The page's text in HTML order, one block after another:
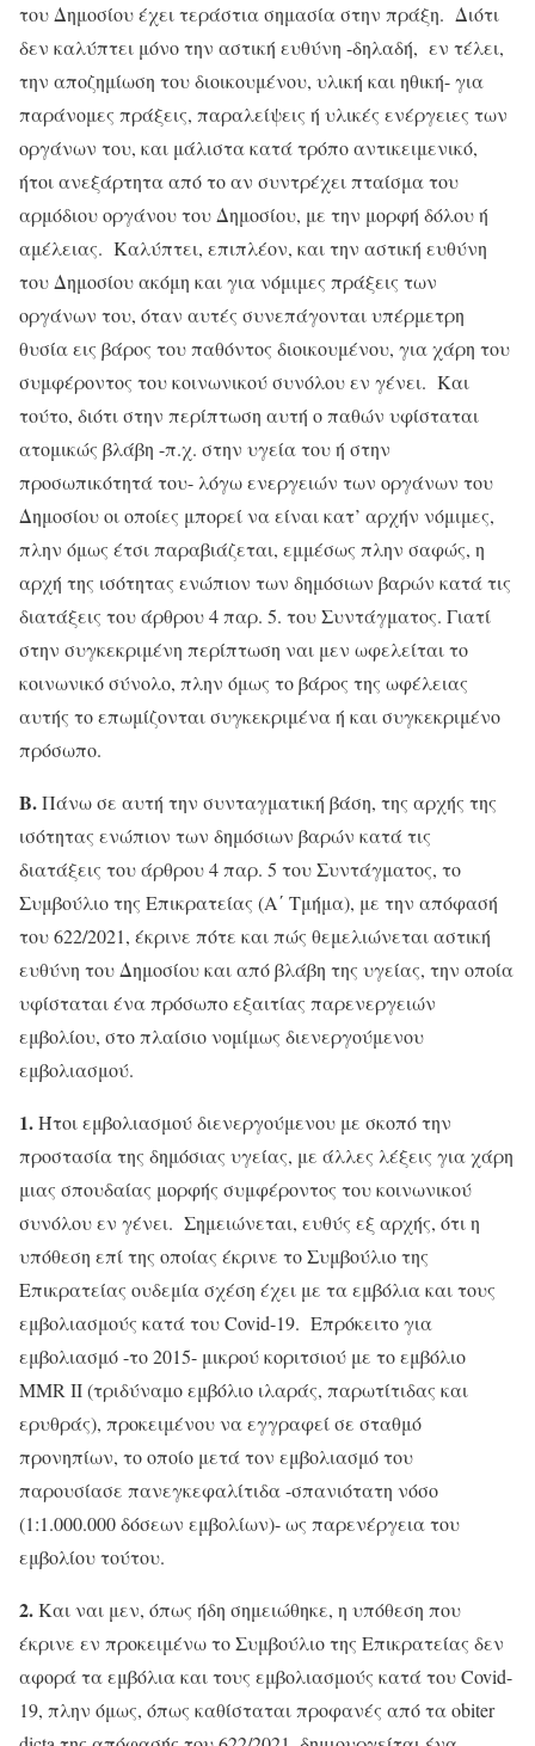
του Δημοσίου έχει τεράστια σημασία στην πράξη. Διότι
δεν καλύπτει μόνο την αστική ευθύνη -δηλαδή, εν τέλει,
την αποζημίωση του διοικουμένου, υλική και ηθική- για
παράνομες πράξεις, παραλείψεις ή υλικές ενέργειες των
οργάνων του, και μάλιστα κατά τρόπο αντικειμενικό,
ήτοι ανεξάρτητα από το αν συντρέχει πταίσμα του
αρμόδιου οργάνου του Δημοσίου, με την μορφή δόλου ή
αμέλειας. Καλύπτει, επιπλέον, και την αστική ευθύνη
του Δημοσίου ακόμη και για νόμιμες πράξεις των
οργάνων του, όταν αυτές συνεπάγονται υπέρμετρη
θυσία εις βάρος του παθόντος διοικουμένου, για χάρη του
συμφέροντος του κοινωνικού συνόλου εν γένει. Και
τούτο, διότι στην περίπτωση αυτή ο παθών υφίσταται
ατομικώς βλάβη -π.χ. στην υγεία του ή στην
προσωπικότητά του- λόγω ενεργειών των οργάνων του
Δημοσίου οι οποίες μπορεί να είναι κατ’ αρχήν νόμιμες,
πλην όμως έτσι παραβιάζεται, εμμέσως πλην σαφώς, η
αρχή της ισότητας ενώπιον των δημόσιων βαρών κατά τις
διατάξεις του άρθρου 4 παρ. 5. του Συντάγματος. Γιατί
στην συγκεκριμένη περίπτωση ναι μεν ωφελείται το
κοινωνικό σύνολο, πλην όμως το βάρος της ωφέλειας
αυτής το επωμίζονται συγκεκριμένα ή και συγκεκριμένο
πρόσωπο.
Β.Πάνω σε αυτή την συνταγματική βάση, της αρχής της
ισότητας ενώπιον των δημόσιων βαρών κατά τις
διατάξεις του άρθρου 4 παρ. 5 του Συντάγματος, το
Συμβούλιο της Επικρατείας (Α΄ Τμήμα), με την απόφασή
του 622/2021, έκρινε πότε και πώς θεμελιώνεται αστική
ευθύνη του Δημοσίου και από βλάβη της υγείας, την οποία
υφίσταται ένα πρόσωπο εξαιτίας παρενεργειών
εμβολίου, στο πλαίσιο νομίμως διενεργούμενου
εμβολιασμού.
1.Ήτοι εμβολιασμού διενεργούμενου με σκοπό την
προστασία της δημόσιας υγείας, με άλλες λέξεις για χάρη
μιας σπουδαίας μορφής συμφέροντος του κοινωνικού
συνόλου εν γένει. Σημειώνεται, ευθύς εξ αρχής, ότι η
υπόθεση επί της οποίας έκρινε το Συμβούλιο της
Επικρατείας ουδεμία σχέση έχει με τα εμβόλια και τους
εμβολιασμούς κατά του Covid-19. Επρόκειτο για
εμβολιασμό -το 2015- μικρού κοριτσιού με το εμβόλιο
MMR II (τριδύναμο εμβόλιο ιλαράς, παρωτίτιδας και
ερυθράς), προκειμένου να εγγραφεί σε σταθμό
προνηπίων, το οποίο μετά τον εμβολιασμό του
παρουσίασε πανεγκεφαλίτιδα -σπανιότατη νόσο
(1:1.000.000 δόσεων εμβολίων)- ως παρενέργεια του
εμβολίου τούτου.
2.Και ναι μεν, όπως ήδη σημειώθηκε, η υπόθεση που
έκρινε εν προκειμένω το Συμβούλιο της Επικρατείας δεν
αφορά τα εμβόλια και τους εμβολιασμούς κατά του Covid-
19, πλην όμως, όπως καθίσταται προφανές από τα obiter